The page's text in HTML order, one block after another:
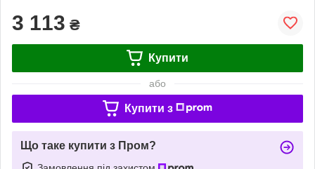
3 113 ₴
Купити
або
Купити з
Що таке купити з Пром?